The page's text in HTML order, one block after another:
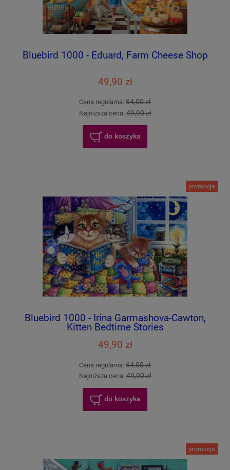
Bluebird 1000 - Eduard, Farm Cheese Shop
49,90 zł
Cena regularna: 64,00 zł
Najniższa cena:49,90 zł
do koszyka
Bluebird 1000 - Irina Garmashova-Cawton,
Kitten Bedtime Stories
49,90 zł
Cena regularna: 64,00 zł
Najniższa cena:49,90 zł
do koszyka
promocja
promocja